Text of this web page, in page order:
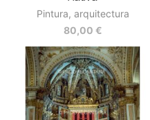
Pintura, arquitectura
80,00 €